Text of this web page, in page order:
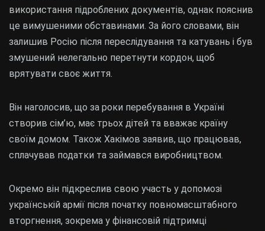
використання підроблених документів, однак пояснив
це вимушеними обставинами. За його словами, він
залишив Росію після переслідування та катувань і був
змушений нелегально перетнути кордон, щоб
врятувати своє життя.
Він наголосив, що за роки перебування в Україні
створив сім’ю, має трьох дітей та вважає країну
своїм домом. Також Хакімов заявив, що працював,
сплачував податки та займався виробництвом.
Окремо він підкреслив свою участь у допомозі
українській армії після початку повномасштабного
вторгнення, зокрема у фінансовій підтримці